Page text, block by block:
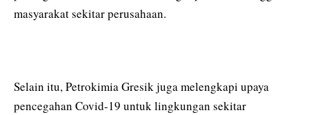
masyarakat sekitar perusahaan.
Selain itu, Petrokimia Gresik juga melengkapi upaya
pencegahan Covid-19 untuk lingkungan sekitar